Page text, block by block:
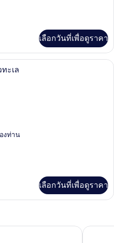
เลือกวันที่เพื่อดูราคา
ห้องคลาสสิกดับเบิลหรือทวิน, วิวทะเล |
ะเล
งท่าน
เลือกวันที่เพื่อดูราคา